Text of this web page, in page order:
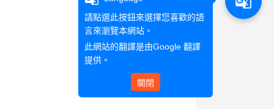
請點選此按鈕來選擇您喜歡的語
言來瀏覽本網站。
此網站的翻譯是由Google 翻譯
提供。
關閉